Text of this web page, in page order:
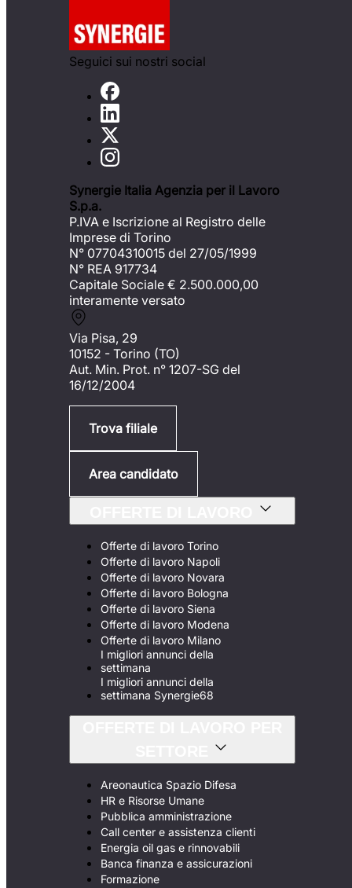
Seguici sui nostri social
Synergie Italia Agenzia per il Lavoro
S.p.a.
P.IVA e Iscrizione al Registro delle
Imprese di Torino
N° 07704310015 del 27/05/1999
N° REA 917734
Capitale Sociale € 2.500.000,00
interamente versato
Via Pisa, 29
10152 - Torino (TO)
Aut. Min. Prot. n° 1207-SG del
16/12/2004
Trova filiale
Area candidato
Offerte di lavoro Torino
Offerte di lavoro Napoli
Offerte di lavoro Novara
Offerte di lavoro Bologna
Offerte di lavoro Siena
Offerte di lavoro Modena
Offerte di lavoro Milano
I migliori annunci della
settimana
I migliori annunci della
settimana Synergie68
Areonautica Spazio Difesa
HR e Risorse Umane
Pubblica amministrazione
Call center e assistenza clienti
Energia oil gas e rinnovabili
Banca finanza e assicurazioni
Formazione